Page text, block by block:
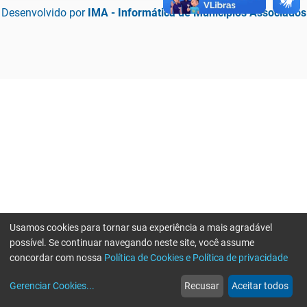
Desenvolvido por IMA - Informática de Municípios Associados
web
Notícias
more_horiz
Mais
Usamos cookies para tornar sua experiência a mais agradável
possível. Se continuar navegando neste site, você assume
concordar com nossa Política de Cookies e Política de privacidade
Gerenciar Cookies... Recusar Aceitar todos
Erro ao enviar informações, por favor tente novamente